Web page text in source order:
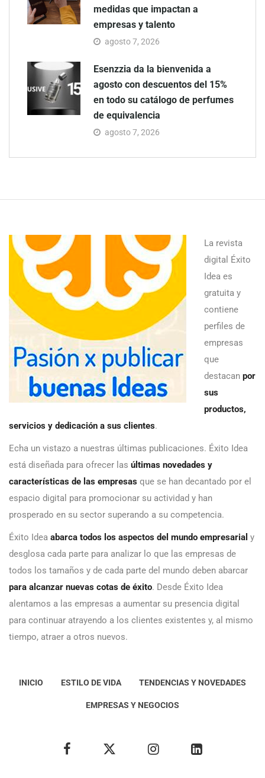
medidas que impactan a
empresas y talento
agosto 7, 2026
Esenzzia da la bienvenida a
agosto con descuentos del 15%
en todo su catálogo de perfumes
de equivalencia
agosto 7, 2026
La revista
digital Éxito
Idea es
gratuita y
contiene
perfiles de
empresas
que
destacan por
sus
productos,
servicios y dedicación a sus clientes.
Echa un vistazo a nuestras últimas publicaciones. Éxito Idea
está diseñada para ofrecer las últimas novedades y
características de las empresas que se han decantado por el
espacio digital para promocionar su actividad y han
prosperado en su sector superando a su competencia.
Éxito Idea abarca todos los aspectos del mundo empresarial y
desglosa cada parte para analizar lo que las empresas de
todos los tamaños y de cada parte del mundo deben abarcar
para alcanzar nuevas cotas de éxito. Desde Éxito Idea
alentamos a las empresas a aumentar su presencia digital
para continuar atrayendo a los clientes existentes y, al mismo
tiempo, atraer a otros nuevos.
INICIO ESTILO DE VIDA TENDENCIAS Y NOVEDADES
EMPRESAS Y NEGOCIOS